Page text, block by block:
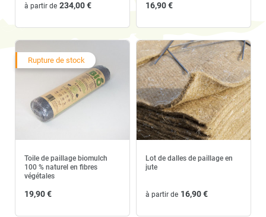
à partir de 234,00 € 16,90 €
Rupture de stock
Toile de paillage biomulch
100 % naturel en fibres
végétales
19,90 €
Lot de dalles de paillage en
jute
à partir de 16,90 €